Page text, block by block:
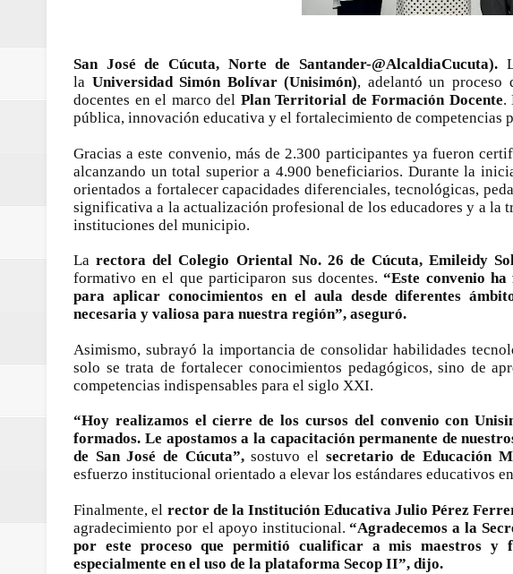
Regionetnoticias / Villarrica avanza hacia una ruta
Regionetnoticias / Alcaldía de Cartagena avanza
calle San Juan de Dios del Centro Histórico
Regionetnoticias / Pereira avanza con resultados
Regionetnoticias / Gobernación de Caldas hace
ecoeficientes en Marquetalia
Regionetnoticias / Despliegue de seguridad sin
Regionetnoticias / Las ayudas técnicas aportaron
ReGionetNoticias / DOSQUEBRADAS /
acciones que impactan a más de 20.000 personas
San José de Cúcuta, Norte de Santander-@AlcaldiaCucuta).
la Universidad Simón Bolívar (Unisimón), adelantó un proceso
docentes en el marco del Plan Territorial de Formación Docente.
pública, innovación educativa y el fortalecimiento de competencias
Gracias a este convenio, más de 2.300 participantes ya fueron
alcanzando un total superior a 4.900 beneficiarios. Durante la
orientados a fortalecer capacidades diferenciales, tecnológicas,
significativa a la actualización profesional de los educadores y a la
instituciones del municipio.
Larectora del Colegio Oriental No. 26 de Cúcuta, Emileidy
formativo en el que participaron sus docentes.“Este convenio
para aplicar conocimientos en el aula desde diferentes
necesaria y valiosa para nuestra región”, aseguró.
Asimismo, subrayó la importancia de consolidar habilidades
solo se trata de fortalecer conocimientos pedagógicos, sino de
competencias indispensables para el siglo XXI.
“Hoy realizamos el cierre de los cursos del convenio con
formados. Le apostamos a la capacitación permanente de
de San José de Cúcuta”,sostuvo el secretario de Educación
esfuerzo institucional orientado a elevar los estándares educativos
Finalmente, el rector de la Institución Educativa Julio Pérez
agradecimiento por el apoyo institucional.“Agradecemos a la
por este proceso que permitió cualificar a mis maestros y
especialmente en el uso de la plataforma Secop II”, dijo.